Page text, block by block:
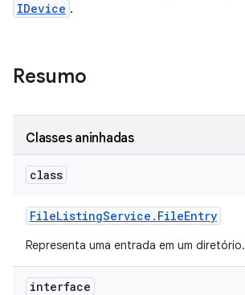
IDevice .
Resumo
Classes aninhadas
class
FileListingService . FileEntry
Representa uma entrada em um diretório.
interface